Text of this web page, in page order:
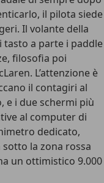
il pilota siede
Il volante della
tasto a parte i paddle
filosofia poi
L’attenzione è
il contagiri al
e i due schermi più
al computer di
dedicato,
la zona rossa
un ottimistico 9.000